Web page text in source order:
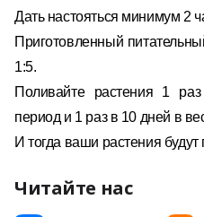
Дать настояться минимум 2
Приготовленный
1:5.
Поливайте растения 1
период и 1 раз в 10 дней в
И тогда ваши растения
Читайте нас